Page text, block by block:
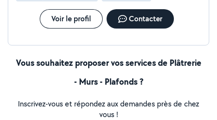
Voir le profil Contacter
Vous souhaitez proposer vos services de Plâtrerie
- Murs - Plafonds ?
Inscrivez-vous et répondez aux demandes près de chez
vous !